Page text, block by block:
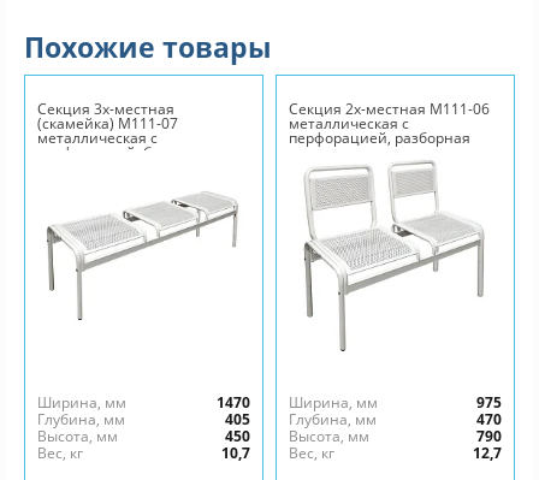
Похожие товары
Секция 3х-местная
(скамейка) М111-07
металлическая с
перфорацией, без спинок
Ширина, мм
1470
Глубина, мм
405
Высота, мм
450
Вес, кг
10,7
Секция 2х-местная М111-06
металлическая с
перфорацией, разборная
Ширина, мм
975
Глубина, мм
470
Высота, мм
790
Вес, кг
12,7